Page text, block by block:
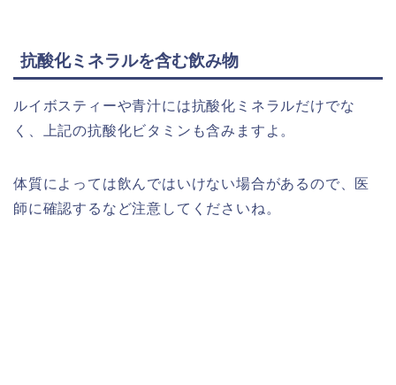
抗酸化ミネラルを含む飲み物
ルイボスティーや青汁には抗酸化ミネラルだけでな
く、上記の抗酸化ビタミンも含みますよ。
体質によっては飲んではいけない場合があるので、医
師に確認するなど注意してくださいね。